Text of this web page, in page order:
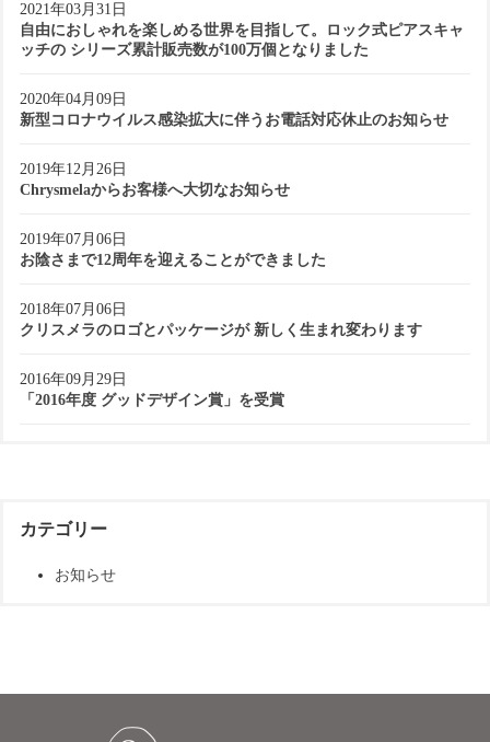
2021年03月31日
自由におしゃれを楽しめる世界を目指して。ロック式ピアスキャ
ッチの シリーズ累計販売数が100万個となりました
2020年04月09日
新型コロナウイルス感染拡大に伴うお電話対応休止のお知らせ
2019年12月26日
Chrysmelaからお客様へ大切なお知らせ
2019年07月06日
お陰さまで12周年を迎えることができました
2018年07月06日
クリスメラのロゴとパッケージが 新しく生まれ変わります
2016年09月29日
「2016年度 グッドデザイン賞」を受賞
カテゴリー
お知らせ